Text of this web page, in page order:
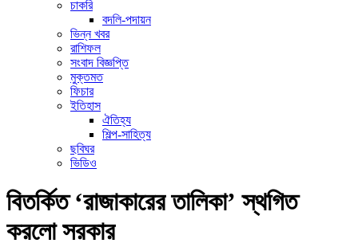
চাকরি
বদলি-পদায়ন
ভিন্ন খবর
রাশিফল
সংবাদ বিজ্ঞপ্তি
মুক্তমত
ফিচার
ইতিহাস
ঐতিহ্য
শিল্প-সাহিত্য
ছবিঘর
ভিডিও
বিতর্কিত ‘রাজাকারের তালিকা’ স্থগিত
করলো সরকার